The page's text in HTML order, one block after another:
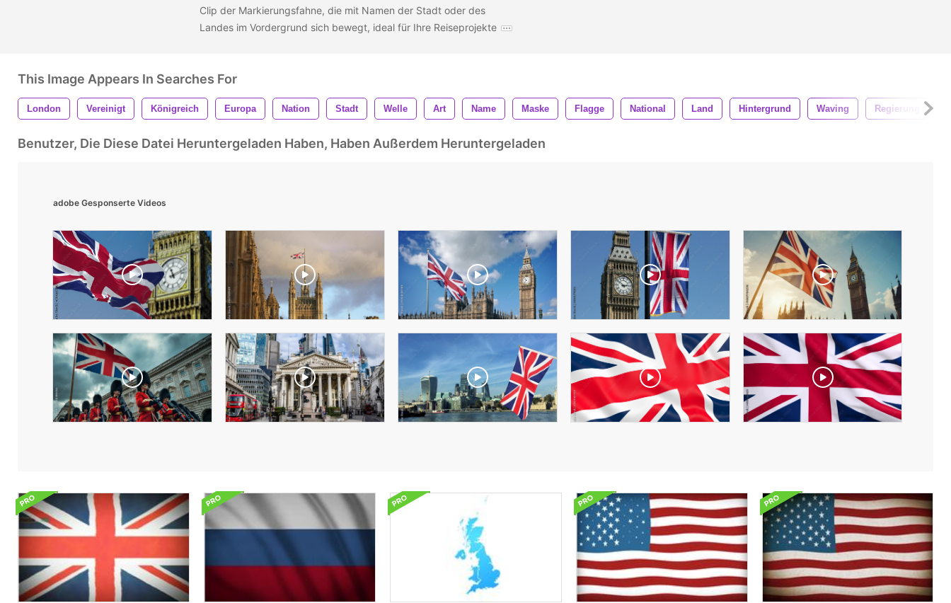
Clip der Markierungsfahne, die mit Namen der Stadt oder des
Landes im Vordergrund sich bewegt, ideal für Ihre Reiseprojekte
This Image Appears In Searches For
London Vereinigt Königreich Europa Nation Stadt Welle Art Name Maske Flagge National Land Hintergrund Waving Regierung
Benutzer, Die Diese Datei Heruntergeladen Haben, Haben Außerdem Heruntergeladen
adobe Gesponserte Videos